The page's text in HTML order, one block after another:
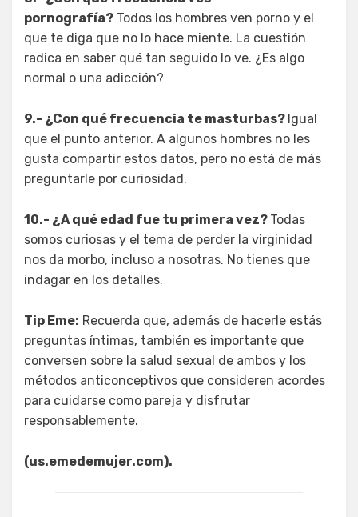
pornografía? Todos los hombres ven porno y el
que te diga que no lo hace miente. La cuestión
radica en saber qué tan seguido lo ve. ¿Es algo
normal o una adicción?
9.- ¿Con qué frecuencia te masturbas? Igual
que el punto anterior. A algunos hombres no les
gusta compartir estos datos, pero no está de más
preguntarle por curiosidad.
10.- ¿A qué edad fue tu primera vez? Todas
somos curiosas y el tema de perder la virginidad
nos da morbo, incluso a nosotras. No tienes que
indagar en los detalles.
Tip Eme: Recuerda que, además de hacerle estás
preguntas íntimas, también es importante que
conversen sobre la salud sexual de ambos y los
métodos anticonceptivos que consideren acordes
para cuidarse como pareja y disfrutar
responsablemente.
(us.emedemujer.com).